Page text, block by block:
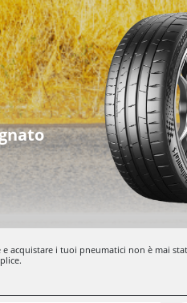
e acquistare i tuoi pneumatici non è mai